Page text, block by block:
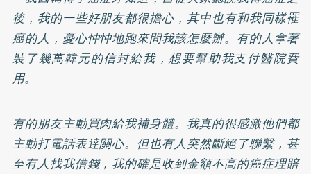
後，我的一些好朋友都很擔心，其中也有和我同樣罹
癌的人，憂心忡忡地跑來問我該怎麼辦。有的人拿著
裝了幾萬韓元的信封給我，想要幫助我支付醫院費
用。
有的朋友主動買肉給我補身體。我真的很感激他們都
主動打電話表達關心。但也有人突然斷絕了聯繫，甚
至有人找我借錢，我的確是收到金額不高的癌症理賠